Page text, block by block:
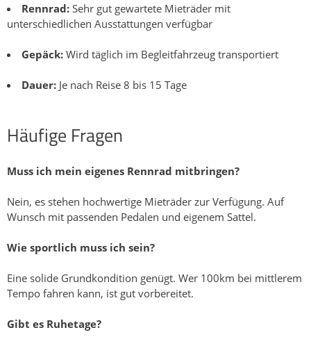
Rennrad: Sehr gut gewartete Mieträder mit
unterschiedlichen Ausstattungen verfügbar
Gepäck: Wird täglich im Begleitfahrzeug transportiert
Dauer: Je nach Reise 8 bis 15 Tage
Häufige Fragen
Muss ich mein eigenes Rennrad mitbringen?
Nein, es stehen hochwertige Mieträder zur Verfügung. Auf
Wunsch mit passenden Pedalen und eigenem Sattel.
Wie sportlich muss ich sein?
Eine solide Grundkondition genügt. Wer 100km bei mittlerem
Tempo fahren kann, ist gut vorbereitet.
Gibt es Ruhetage?